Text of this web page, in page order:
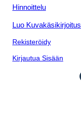
Hinnoittelu
Luo Kuvakäsikirjoitus
Rekisteröidy
Kirjautua Sisään